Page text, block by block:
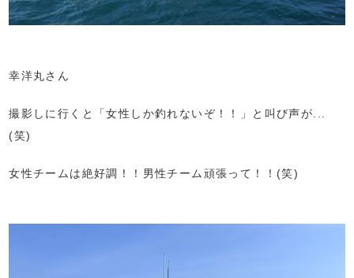
幸洋丸さん
撮影しに行くと「女性しか釣れないぞ！！」と叫び声が...
(笑)
女性チームは絶好調！！男性チーム頑張って！！(笑)